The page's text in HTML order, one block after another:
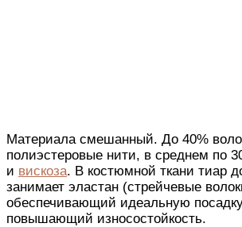
Материала смешанный. До 40%
полиэстеровые нити, в среднем по
и вискоза. В костюмной ткани тиар
занимает эластан (стрейчевые
обеспечивающий идеальную
повышающий износостойкость.